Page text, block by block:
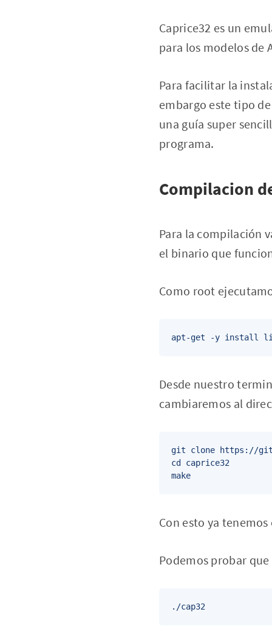
Caprice32 es un
para los modelos de
Para facilitar la
embargo este tipo
una guía super
programa.
Compilacion
Para la compilación
el binario que
Como root
Desde nuestro
cambiaremos al
git clone https://
cd caprice32
Con esto ya
Podemos probar